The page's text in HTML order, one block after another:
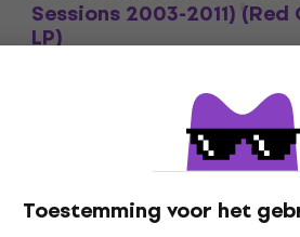
Toestemming voor het
Sessions 2003-2011)
LP)
- 10 %
Op voorraad bij de leverancier